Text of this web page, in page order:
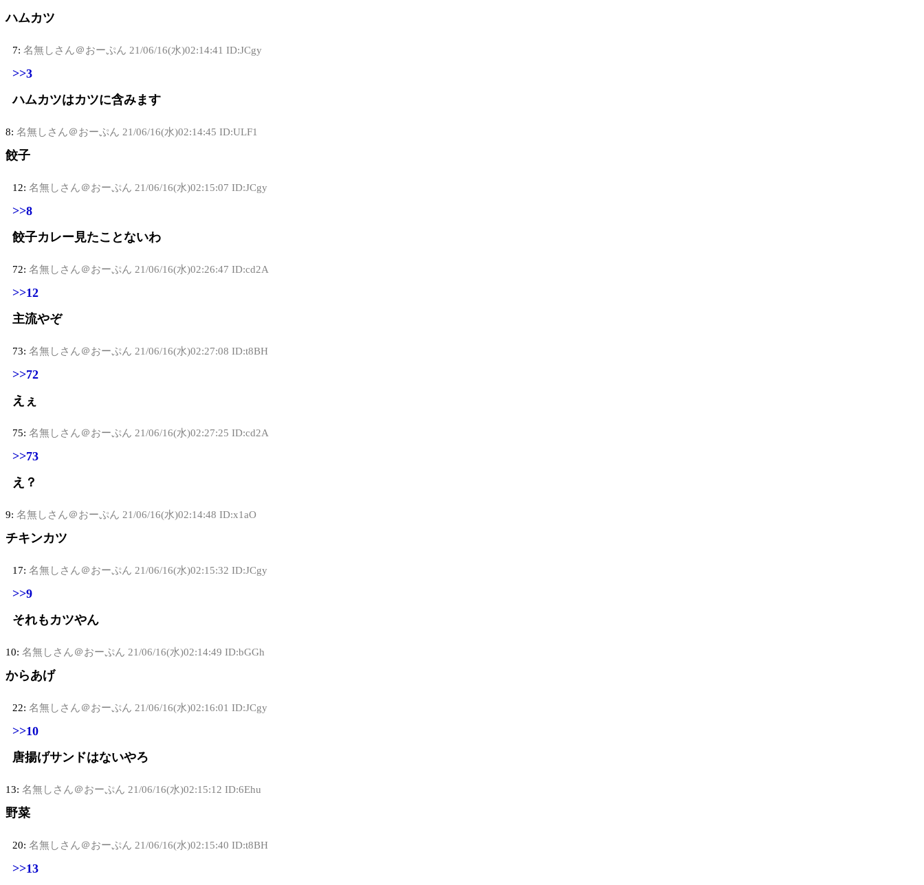
ハムカツ
7: 名無しさん＠おーぷん 21/06/16(水)02:14:41 ID:JCgy
>>3
ハムカツはカツに含みます
8: 名無しさん＠おーぷん 21/06/16(水)02:14:45 ID:ULF1
餃子
12: 名無しさん＠おーぷん 21/06/16(水)02:15:07 ID:JCgy
>>8
餃子カレー見たことないわ
72: 名無しさん＠おーぷん 21/06/16(水)02:26:47 ID:cd2A
>>12
主流やぞ
73: 名無しさん＠おーぷん 21/06/16(水)02:27:08 ID:t8BH
>>72
えぇ
75: 名無しさん＠おーぷん 21/06/16(水)02:27:25 ID:cd2A
>>73
え？
9: 名無しさん＠おーぷん 21/06/16(水)02:14:48 ID:x1aO
チキンカツ
17: 名無しさん＠おーぷん 21/06/16(水)02:15:32 ID:JCgy
>>9
それもカツやん
10: 名無しさん＠おーぷん 21/06/16(水)02:14:49 ID:bGGh
からあげ
22: 名無しさん＠おーぷん 21/06/16(水)02:16:01 ID:JCgy
>>10
唐揚げサンドはないやろ
13: 名無しさん＠おーぷん 21/06/16(水)02:15:12 ID:6Ehu
野菜
20: 名無しさん＠おーぷん 21/06/16(水)02:15:40 ID:t8BH
>>13